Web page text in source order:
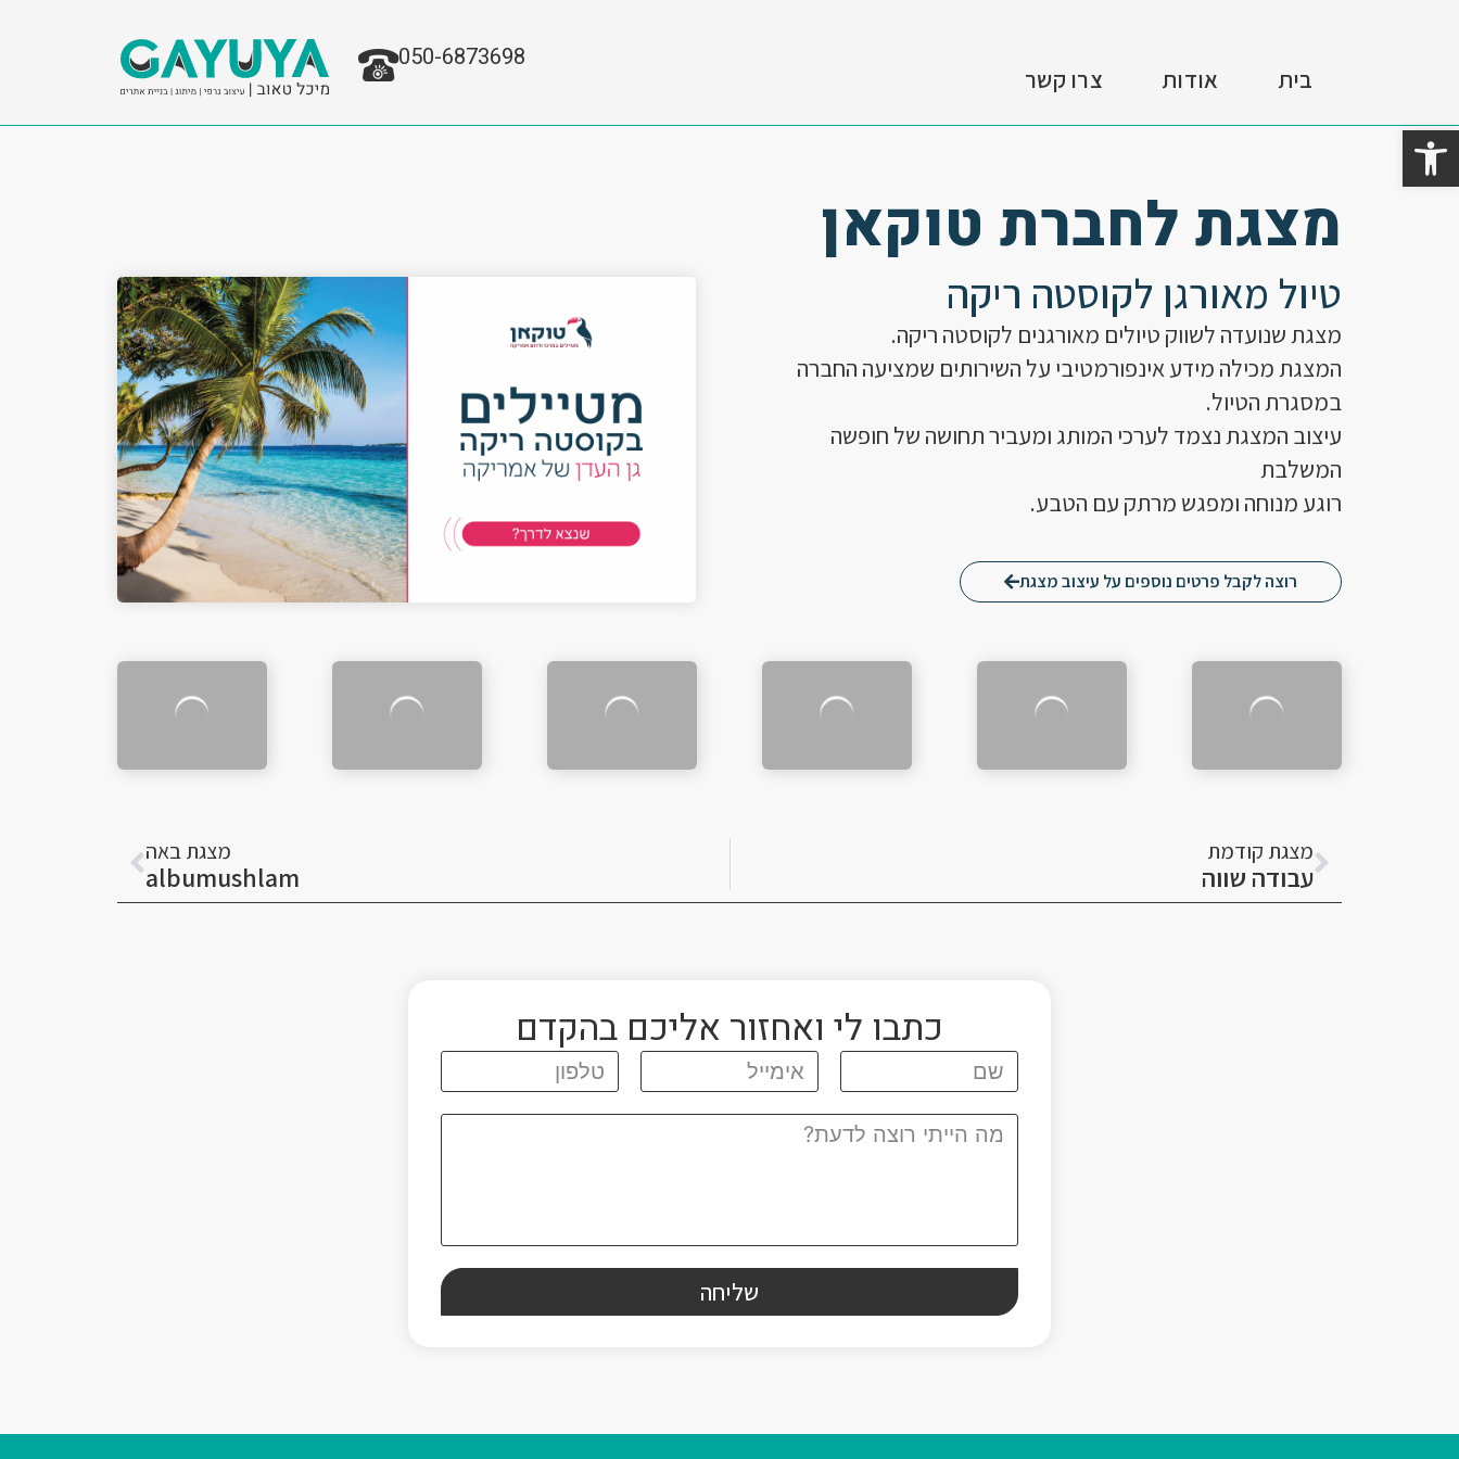
בית אודות צרו קשר
050-6873698
מצגת לחברת טוקאן
טיול מאורגן לקוסטה ריקה
מצגת שנועדה לשווק טיולים מאורגנים לקוסטה ריקה.
המצגת מכילה מידע אינפורמטיבי על השירותים שמציעה החברה
במסגרת הטיול.
עיצוב המצגת נצמד לערכי המותג ומעביר תחושה של חופשה
המשלבת
רוגע מנוחה ומפגש מרתק עם הטבע.
רוצה לקבל פרטים נוספים על עיצוב מצגת
קודם
מצגת קודמת
עבודה שווה
מצגת באה
albumushlam
הבא
כתבו לי ואחזור אליכם בהקדם
שליחה
פתח סרגל נגישות